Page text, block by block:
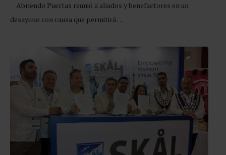
Abriendo Puertas reunió a aliados y benefactores en un
desayuno con causa que permitirá …